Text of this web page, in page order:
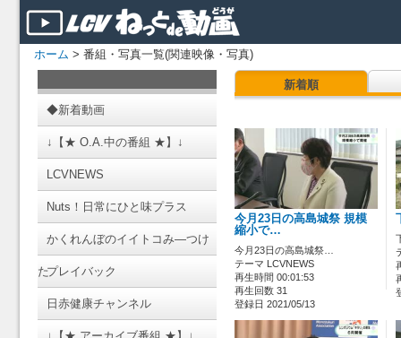
ホーム > 番組・写真一覧(関連映像・写真)
◆新着動画
↓【★ O.A.中の番組 ★】↓
LCVNEWS
Nuts！日常にひと味プラス
かくれんぼのイイトコみ―つけ
たプレイバック
日赤健康チャンネル
新着順
今月23日の高島城祭 規模
縮小で…
今月23日の高島城祭…
テーマ LCVNEWS
再生時間 00:01:53
再生回数 31
登録日 2021/05/13